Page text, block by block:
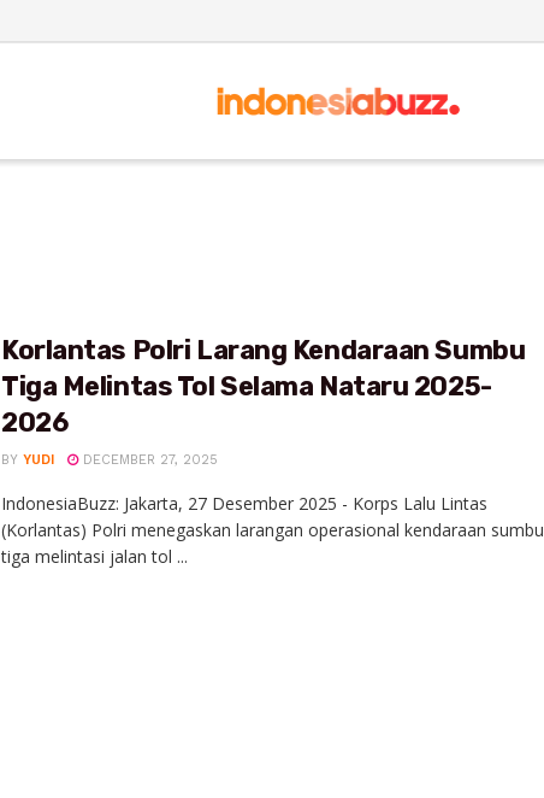
Korlantas Polri Larang Kendaraan Sumbu
Tiga Melintas Tol Selama Nataru 2025-
2026
BY YUDI DECEMBER 27, 2025
IndonesiaBuzz: Jakarta, 27 Desember 2025 - Korps Lalu Lintas
(Korlantas) Polri menegaskan larangan operasional kendaraan sumbu
tiga melintasi jalan tol ...